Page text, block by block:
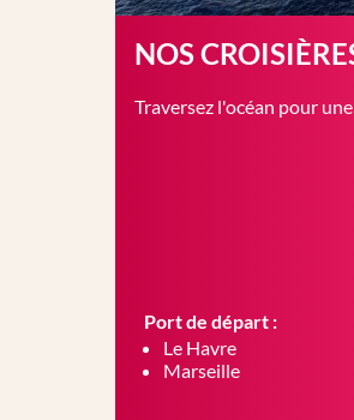
NOS
Traversez l'océan pour
Port de départ :
Le Havre
Marseille